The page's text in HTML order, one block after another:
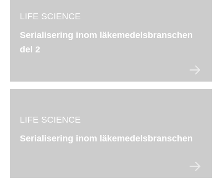
LIFE SCIENCE
Serialisering inom läkemedelsbranschen
del 2
LIFE SCIENCE
Serialisering inom läkemedelsbranschen